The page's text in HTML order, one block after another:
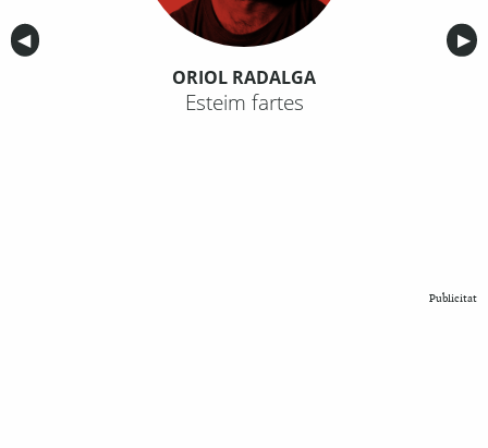
Anterior
◀︎ ▶︎
ORIOL RADALGA
Esteim fartes
Publicitat